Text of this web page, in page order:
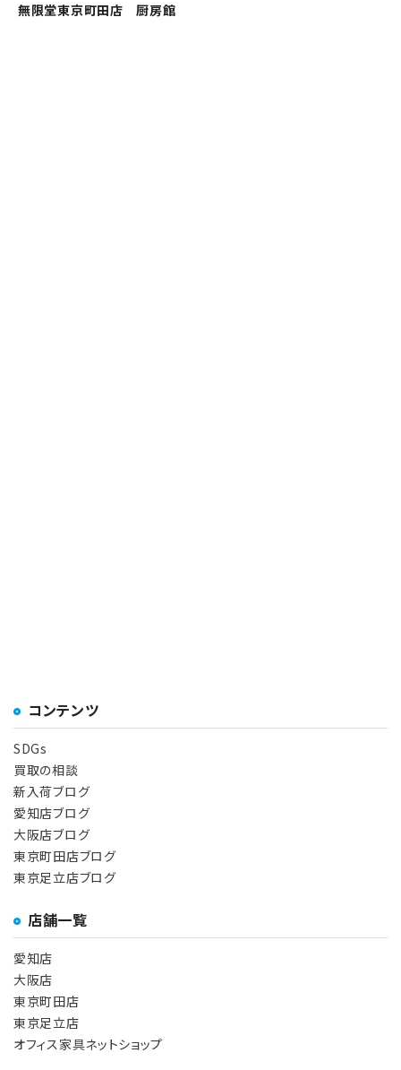
無限堂東京町田店 厨房館
コンテンツ
SDGs
買取の相談
新入荷ブログ
愛知店ブログ
大阪店ブログ
東京町田店ブログ
東京足立店ブログ
店舗一覧
愛知店
大阪店
東京町田店
東京足立店
オフィス家具ネットショップ